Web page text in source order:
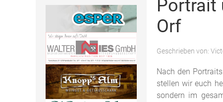
Portrait
Orf
Geschrieben von:
Nach den
stellen wir euch
sondern im